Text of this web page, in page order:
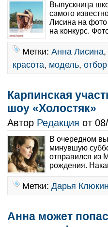
Выпускница
самого
Лисина на
на конкурс.
Метки: Анна Лисина,
красота, модель, отбор
Карпинская
шоу «Холостяк»
Автор Редакция от
В очередном
минувшую
отправился из
рождения.
Метки: Дарья
Анна может